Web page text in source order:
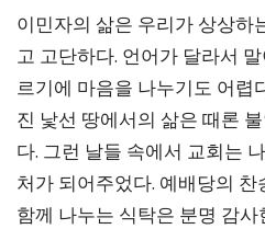
이민자의 삶은 우리가 상상하
고 고단하다. 언어가 달라서
르기에 마음을 나누기도 어렵
진 낯선 땅에서의 삶은 때론
다. 그런 날들 속에서 교회는
처가 되어주었다. 예배당의
함께 나누는 식탁은 분명 감사